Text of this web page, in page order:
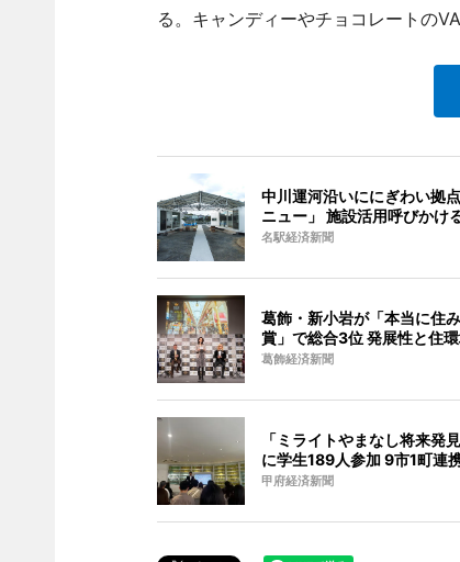
る。キャンディーやチョコレートの
中川運河沿いににぎわい拠
ニュー」 施設活用呼びかけ
名駅経済新聞
葛飾・新小岩が「本当に住
賞」で総合3位 発展性と住
葛飾経済新聞
「ミライトやまなし将来発
に学生189人参加 9市1町連
甲府経済新聞